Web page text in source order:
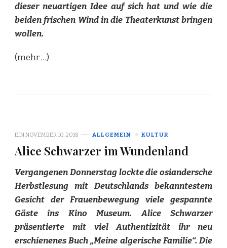
dieser neuartigen Idee auf sich hat und wie die
beiden frischen Wind in die Theaterkunst bringen
wollen.
(mehr …)
EINNOVEMBER 10, 2018 ALLGEMEIN KULTUR
Alice Schwarzer im Wundenland
Vergangenen Donnerstag lockte die osiandersche
Herbstlesung mit Deutschlands bekanntestem
Gesicht der Frauenbewegung viele gespannte
Gäste ins Kino Museum. Alice Schwarzer
präsentierte mit viel Authentizität ihr neu
erschienenes Buch „Meine algerische Familie“. Die